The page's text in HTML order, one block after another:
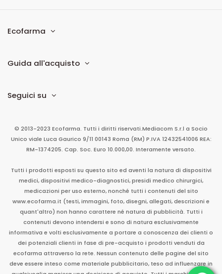
Ecofarma
Guida all'acquisto
Seguici su
© 2013-2023 Ecofarma. Tutti i diritti riservati.Mediacom S.r.l a Socio
Unico viale Luca Gaurico 9/11 00143 Roma (RM) P.IVA 12432541006 REA:
RM-1374205. Cap. Soc. Euro 10.000,00. Interamente versato.
Tutti i prodotti esposti su questo sito ed aventi la natura di dispositivi
medici, dispositivi medico-diagnostici, presidi medico chirurgici,
medicazioni per uso esterno, nonché tutti i contenuti del sito
www.ecofarma.it (testi, immagini, foto, disegni, allegati, descrizioni e
quant'altro) non hanno carattere né natura di pubblicità. Tutti i
contenuti devono intendersi e sono di natura esclusivamente
informativa e volti esclusivamente a portare a conoscenza dei clienti o
dei potenziali clienti in fase di pre-acquisto i prodotti venduti da
ecofarma attraverso la rete. Nessun contenuto delle pagine del sito
deve essere inteso come materiale pubblicitario, teso ad influenzare in